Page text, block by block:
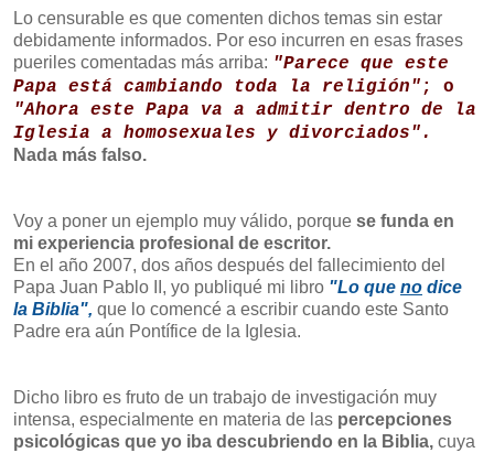
Lo censurable es que comenten dichos temas sin estar
debidamente informados. Por eso incurren en esas frases
pueriles comentadas más arriba: "Parece que este
Papa está cambiando toda la religión" ; o
"Ahora este Papa va a admitir dentro de la
Iglesia a homosexuales y divorciados".
Nada más falso.
Voy a poner un ejemplo muy válido, porque se funda en
mi experiencia profesional de escritor.
En el año 2007, dos años después del fallecimiento del
Papa Juan Pablo II, yo publiqué mi libro "Lo que no dice
la Biblia", que lo comencé a escribir cuando este Santo
Padre era aún Pontífice de la Iglesia.
Dicho libro es fruto de un trabajo de investigación muy
intensa, especialmente en materia de las percepciones
psicológicas que yo iba descubriendo en la Biblia, cuya